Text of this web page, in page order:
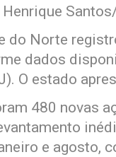
do Norte
dados
O estado
480 novas
e agosto,